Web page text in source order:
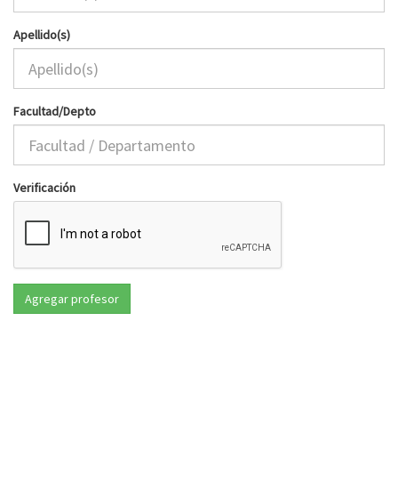
Apellido(s)
Facultad/Depto
Verificación